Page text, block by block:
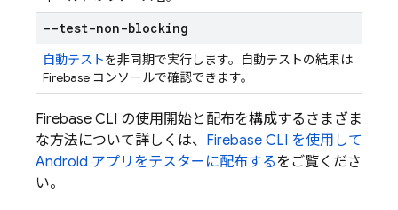
--test-non-blocking
自動テストを非同期で実行します。自動テストの結果は
Firebase コンソールで確認できます。
Firebase CLI の使用開始と配布を構成するさまざま
な方法について詳しくは、 Firebase CLI を使用して
Android アプリをテスターに配布するをご覧くださ
い。